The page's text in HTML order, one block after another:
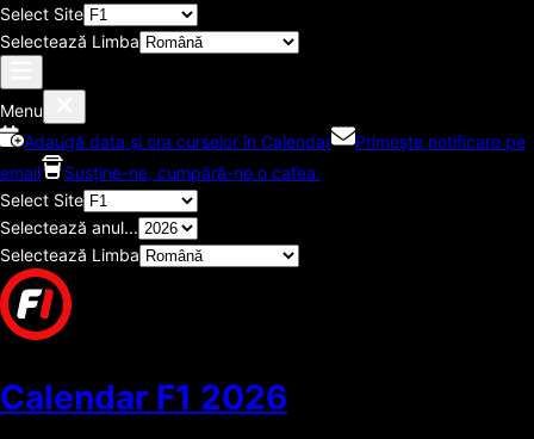
Select Site
Selectează Limba
Menu
Adaugă data și ora curselor în Calendar
Primește notificare pe
email
Susține-ne, cumpără-ne o cafea.
Select Site
Selectează anul...
Selectează Limba
Calendar F1 2026